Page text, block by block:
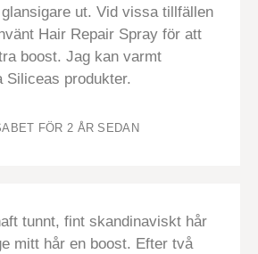
ut. Vid vissa tillfällen
Hair Repair Spray för att
boost. Jag kan varmt
Siliceas produkter.
FÖR 2 ÅR SEDAN
tunnt, fint skandinaviskt hår
mitt hår en boost. Efter två